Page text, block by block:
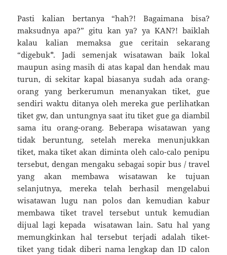
Pasti kalian bertanya “hah?! Bagaimana bisa?
maksudnya apa?” gitu kan ya? ya KAN?! baiklah
kalau kalian memaksa gue ceritain sekarang
“digebuk*. Jadi semenjak wisatawan baik lokal
maupun asing masih di atas kapal dan hendak mau
turun, di sekitar kapal biasanya sudah ada orang-
orang yang berkerumun menanyakan tiket, gue
sendiri waktu ditanya oleh mereka gue perlihatkan
tiket gw, dan untungnya saat itu tiket gue ga diambil
sama itu orang-orang. Beberapa wisatawan yang
tidak beruntung, setelah mereka menunjukkan
tiket, maka tiket akan diminta oleh calo-calo penipu
tersebut, dengan mengaku sebagai sopir bus / travel
yang akan membawa wisatawan ke tujuan
selanjutnya, mereka telah berhasil mengelabui
wisatawan lugu nan polos dan kemudian kabur
membawa tiket travel tersebut untuk kemudian
dijual lagi kepada wisatawan lain. Satu hal yang
memungkinkan hal tersebut terjadi adalah tiket-
tiket yang tidak diberi nama lengkap dan ID calon